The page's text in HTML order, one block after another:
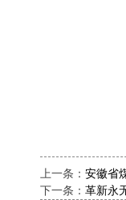
上一条： 安徽省
下一条： 革新永